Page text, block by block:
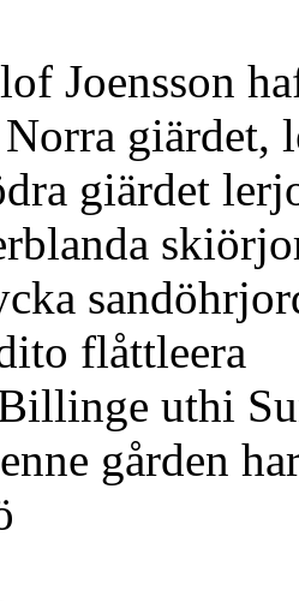
Joensson
Norra
i Södra
en
uthi
gården